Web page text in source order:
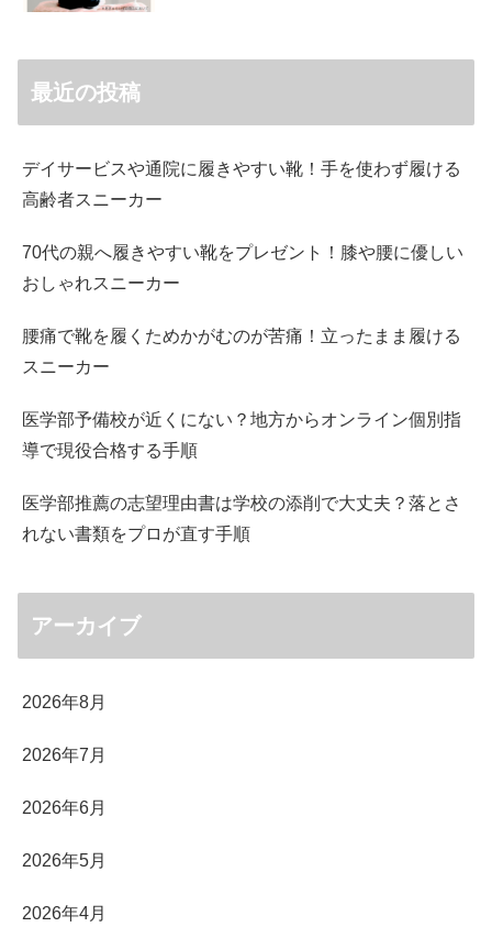
最近の投稿
デイサービスや通院に履きやすい靴！手を使わず履ける
高齢者スニーカー
70代の親へ履きやすい靴をプレゼント！膝や腰に優しい
おしゃれスニーカー
腰痛で靴を履くためかがむのが苦痛！立ったまま履ける
スニーカー
医学部予備校が近くにない？地方からオンライン個別指
導で現役合格する手順
医学部推薦の志望理由書は学校の添削で大丈夫？落とさ
れない書類をプロが直す手順
アーカイブ
2026年8月
2026年7月
2026年6月
2026年5月
2026年4月